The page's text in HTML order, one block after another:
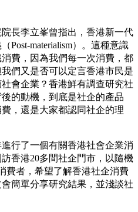
長李立峯曾指出，香港新一代
Post-materialism）。這種意識
費，因為我們每一次消費，都
們又是否可以定言香港市民是
會企業？香港鮮有調查研究社
的動機，到底是社企的產品
，還是大家都認同社企的理
了一個有關香港社會企業消
香港20多間社企門市，以隨機
費者，希望了解香港社企消費
簡單分享研究結果，並淺談社